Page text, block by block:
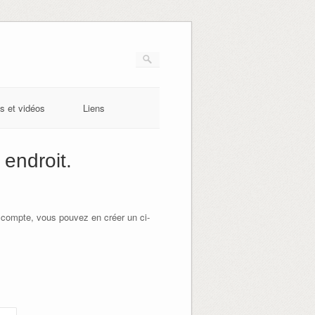
et vidéos Liens
vous pouvez en créer un ci-